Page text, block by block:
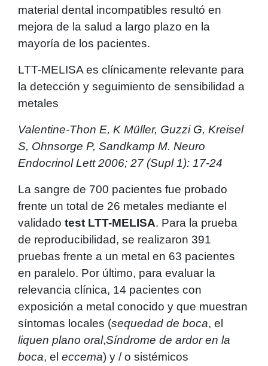
material dental incompatibles resultó en
mejora de la salud a largo plazo en la
mayoría de los pacientes.
LTT-MELISA es clínicamente relevante para
la detección y seguimiento de sensibilidad a
metales
Valentine-Thon E, K Müller, Guzzi G, Kreisel
S, Ohnsorge P, Sandkamp M. Neuro
Endocrinol Lett 2006; 27 (Supl 1): 17-24
La sangre de 700 pacientes fue probado
frente un total de 26 metales mediante el
validado test LTT-MELISA. Para la prueba
de reproducibilidad, se realizaron 391
pruebas frente a un metal en 63 pacientes
en paralelo. Por último, para evaluar la
relevancia clínica, 14 pacientes con
exposición a metal conocido y que muestran
síntomas locales (sequedad de boca, el
liquen plano oral,Síndrome de ardor en la
boca, el eccema) y / o sistémicos